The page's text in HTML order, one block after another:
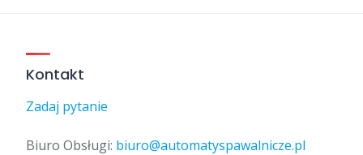
Kontakt
Zadaj pytanie
Biuro Obsługi: biuro@automatyspawalnicze.pl